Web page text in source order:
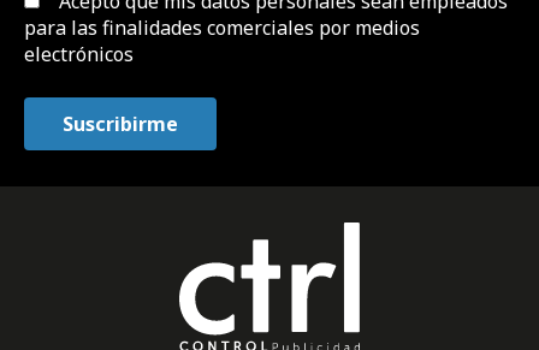
para las finalidades comerciales por medios
electrónicos